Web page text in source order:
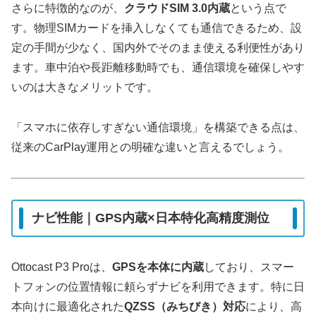
さらに特徴的なのが、 クラウドSIM 3.0内蔵という点で
す。物理SIMカードを挿入しなくても通信できるため、設
定の手間が少なく、国内外でそのまま使える利便性があり
ます。車中泊や長距離移動時でも、通信環境を確保しやす
いのは大きなメリットです。
「スマホに依存しすぎない通信環境」を構築できる点は、
従来のCarPlay運用との明確な違いと言えるでしょう。
ナビ性能｜GPS内蔵×日本特化高精度測位
Ottocast P3 Proは、 GPSを本体に内蔵しており、スマー
トフォンの位置情報に頼らずナビを利用できます。特に日
本向けに最適化されたQZSS（みちびき）対応により、高